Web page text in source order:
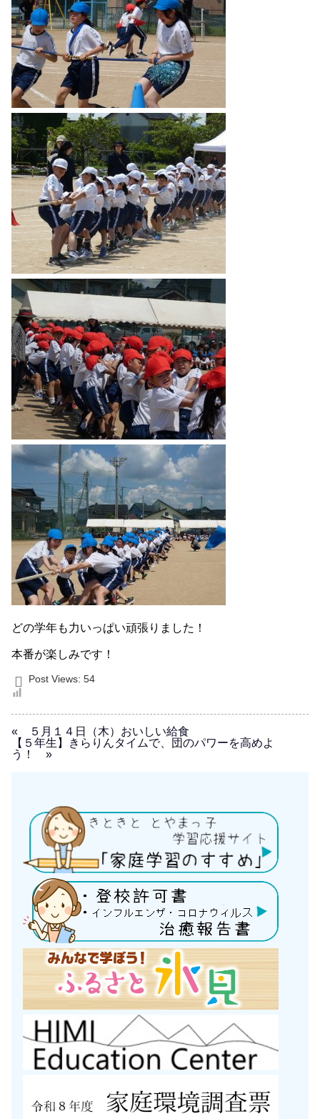
どの学年も力いっぱい頑張りました！
本番が楽しみです！
Post Views: 54
« ５月１４日（木）おいしい給食
【５年生】きらりんタイムで、団のパワーを高めよ
う！ »